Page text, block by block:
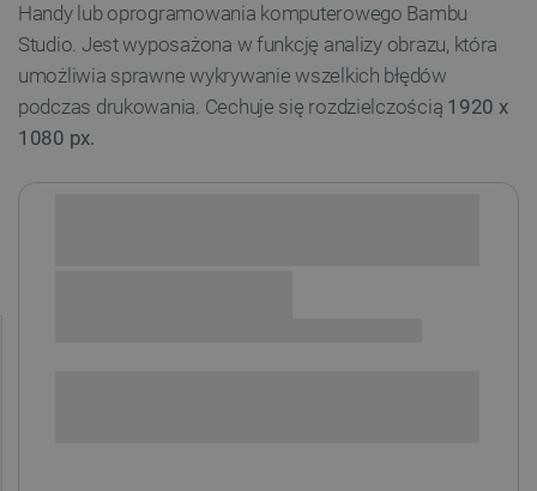
Handy lub oprogramowania komputerowego Bambu
Studio. Jest wyposażona w funkcję analizy obrazu, która
umożliwia sprawne wykrywanie wszelkich błędów
podczas drukowania. Cechuje się rozdzielczością 1920 x
1080 px.